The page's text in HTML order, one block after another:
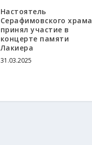
Настоятель
Серафимовского храма
принял участие в
концерте памяти
Лакиера
31.03.2025